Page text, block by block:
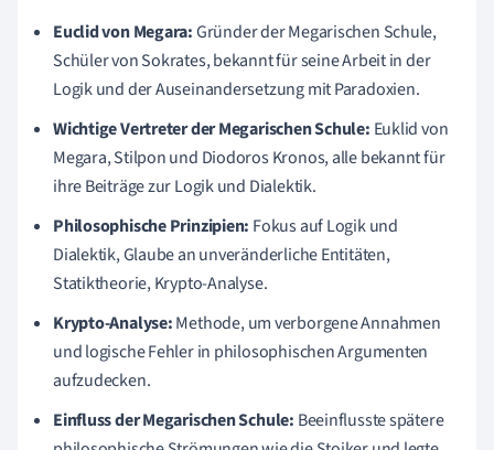
Euclid von Megara:Gründer der Megarischen Schule,
Schüler von Sokrates, bekannt für seine Arbeit in der
Logik und der Auseinandersetzung mit Paradoxien.
Wichtige Vertreter der Megarischen Schule: Euklid von
Megara, Stilpon und Diodoros Kronos, alle bekannt für
ihre Beiträge zur Logik und Dialektik.
Philosophische Prinzipien: Fokus auf Logik und
Dialektik, Glaube an unveränderliche Entitäten,
Statiktheorie, Krypto-Analyse.
Krypto-Analyse:Methode, um verborgene Annahmen
und logische Fehler in philosophischen Argumenten
aufzudecken.
Einfluss der Megarischen Schule: Beeinflusste spätere